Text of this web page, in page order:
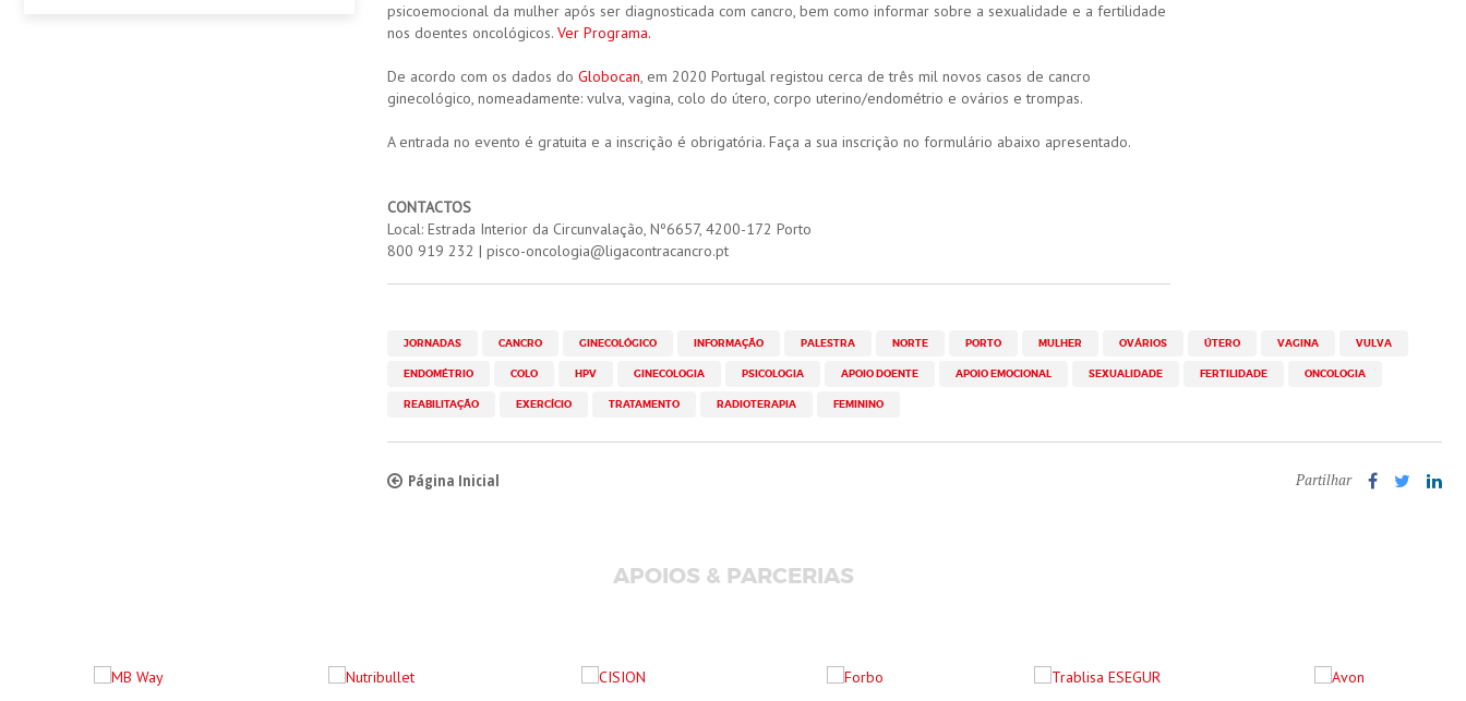
psicoemocional da mulher após ser diagnosticada com cancro, bem como informar sobre a sexualidade e a fertilidade
nos doentes oncológicos. Ver Programa.
De acordo com os dados do Globocan, em 2020 Portugal registou cerca de três mil novos casos de cancro
ginecológico, nomeadamente: vulva, vagina, colo do útero, corpo uterino/endométrio e ovários e trompas.
A entrada no evento é gratuita e a inscrição é obrigatória. Faça a sua inscrição no formulário abaixo apresentado.
CONTACTOS
Local: Estrada Interior da Circunvalação, Nº6657, 4200-172 Porto
800 919 232 | pisco-oncologia@ligacontracancro.pt
JORNADAS CANCRO GINECOLÓGICO INFORMAÇÃO PALESTRA NORTE PORTO MULHER OVÁRIOS ÚTERO VAGINA VULVA
ENDOMÉTRIO COLO HPV GINECOLOGIA PSICOLOGIA APOIO DOENTE APOIO EMOCIONAL SEXUALIDADE FERTILIDADE ONCOLOGIA
REABILITAÇÃO EXERCÍCIO TRATAMENTO RADIOTERAPIA FEMININO
Página Inicial Partilhar
APOIOS & PARCERIAS